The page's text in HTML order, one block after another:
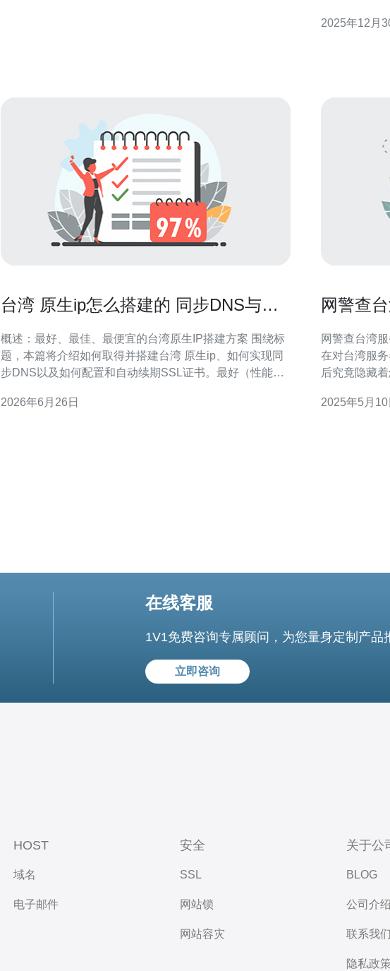
湾服务器托管的基本概念 服务
2025年12月
台湾 原生ip怎么搭建的 同步DNS与
概述：最好、最佳、最便宜的台湾原生IP搭建方案 围绕标
题，本篇将介绍如何取得并搭建台湾 原生ip、如何实现同
步DNS以及如何配置和自动续期SSL证书。最好（性能与
云/VPS并申请公网静态IP；最佳（性价比与稳定性）方案
2026年6月26日
网警查
网警查台湾服务器：
在对台湾服
后究竟隐藏
安全的考虑
2025年5月10
在线客服
1V1免费咨询专属顾问，为您量身定制产品
立即咨询
HOST
域名
电子邮件
安全
SSL
网站锁
网站容灾
关于公
BLOG
公司介绍
联系我们
隐私政